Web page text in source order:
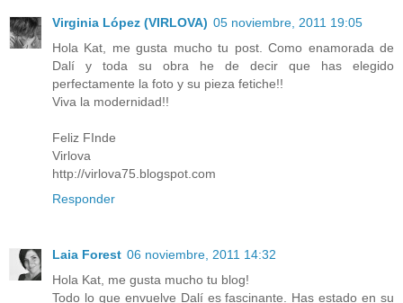
Virginia López (VIRLOVA) 05 noviembre, 2011 19:05
Hola Kat, me gusta mucho tu post. Como enamorada de
Dalí y toda su obra he de decir que has elegido
perfectamente la foto y su pieza fetiche!!
Viva la modernidad!!
Feliz FInde
Virlova
http://virlova75.blogspot.com
Responder
Laia Forest 06 noviembre, 2011 14:32
Hola Kat, me gusta mucho tu blog!
Todo lo que envuelve Dalí es fascinante. Has estado en su